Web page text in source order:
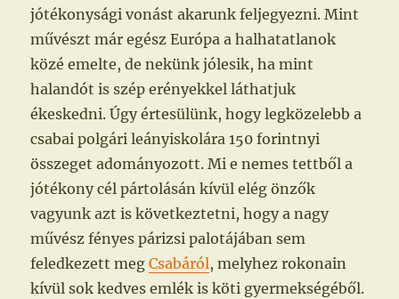
jótékonysági vonást akarunk feljegyezni. Mint
művészt már egész Európa a halhatatlanok
közé emelte, de nekünk jólesik, ha mint
halandót is szép erényekkel láthatjuk
ékeskedni. Úgy értesülünk, hogy legközelebb a
csabai polgári leányiskolára 150 forintnyi
összeget adományozott. Mi e nemes tettből a
jótékony cél pártolásán kívül elég önzők
vagyunk azt is következtetni, hogy a nagy
művész fényes párizsi palotájában sem
feledkezett megCsabáról, melyhez rokonain
kívül sok kedves emlék is köti gyermekségéből.